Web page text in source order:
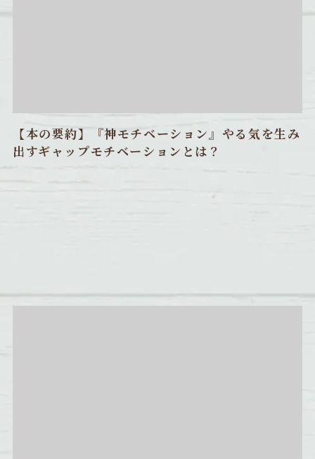
【本の要約】『神モチベーション』やる気を生み
出すギャップモチベーションとは？